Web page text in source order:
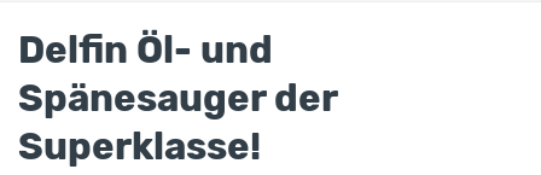
Delfin Öl- und
Spänesauger der
Superklasse!